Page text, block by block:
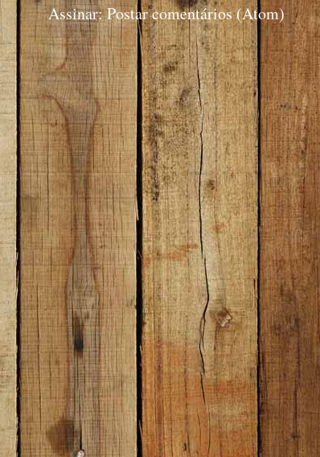
Assinar:Postar comentários (Atom)